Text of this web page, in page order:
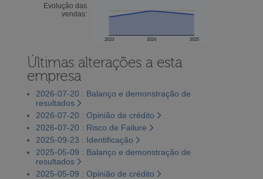
Evolução das
vendas:
2023 2024 2025
Últimas alterações a esta
empresa
2026-07-20 : Balanço e demonstração de
resultados
2026-07-20 : Opinião de crédito
2026-07-20 : Risco de Failure
2025-09-23 : Identificação
2025-05-09 : Balanço e demonstração de
resultados
2025-05-09 : Opinião de crédito